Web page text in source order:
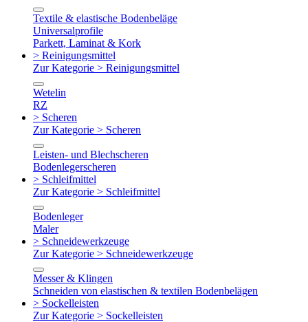
Textile & elastische Bodenbeläge
Universalprofile
Parkett, Laminat & Kork
> Reinigungsmittel
Zur Kategorie > Reinigungsmittel
Wetelin
RZ
> Scheren
Zur Kategorie > Scheren
Leisten- und Blechscheren
Bodenlegerscheren
> Schleifmittel
Zur Kategorie > Schleifmittel
Bodenleger
Maler
> Schneidewerkzeuge
Zur Kategorie > Schneidewerkzeuge
Messer & Klingen
Schneiden von elastischen & textilen Bodenbelägen
> Sockelleisten
Zur Kategorie > Sockelleisten